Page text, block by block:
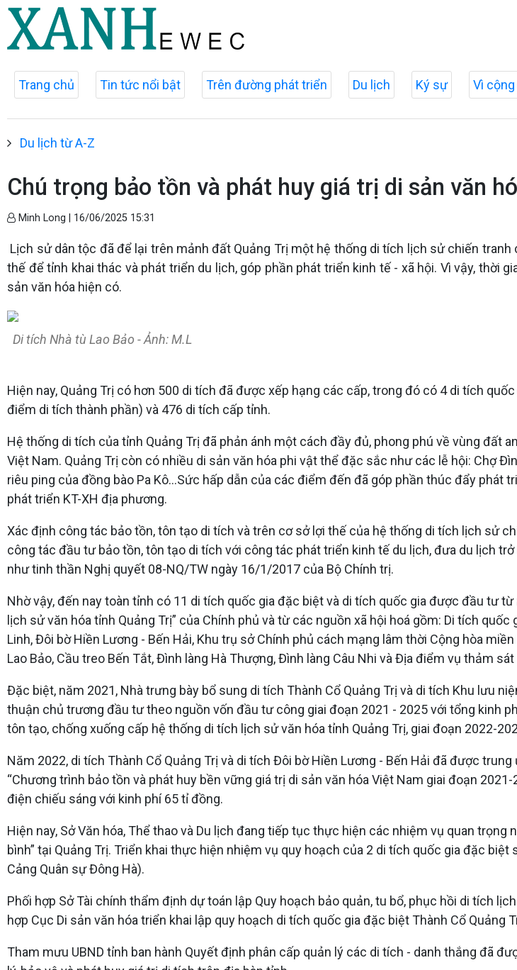
Trang chủ Tin tức nổi bật Trên đường phát triển Du lịch Ký sự Vì
Du lịch từ A-Z
Chú trọng bảo tồn và phát huy giá trị di sản văn
Minh Long | 16/06/2025 15:31
Lịch sử dân tộc đã để lại trên mảnh đất Quảng Trị một hệ thống di tích lịch sử chiến
thế để tỉnh khai thác và phát triển du lịch, góp phần phát triển kinh tế - xã hội. Vì vậy, thời
sản văn hóa hiện có.
Di tích Nhà tù Lao Bảo - Ảnh: M.L
Hiện nay, Quảng Trị có hơn 500 di tích đã được xếp hạng các cấp, trong đó có 4 di tích
điểm di tích thành phần) và 476 di tích cấp tỉnh.
Hệ thống di tích của tỉnh Quảng Trị đã phản ánh một cách đầy đủ, phong phú về vùng đất
Việt Nam. Quảng Trị còn có nhiều di sản văn hóa phi vật thể đặc sắc như các lễ hội: Chợ
riêu ping của đồng bào Pa Kô...Sức hấp dẫn của các điểm đến đã góp phần thúc đẩy phát
phát triển KT-XH địa phương.
Xác định công tác bảo tồn, tôn tạo di tích và trên cơ sở lợi thế của hệ thống di tích lịch sử
công tác đầu tư bảo tồn, tôn tạo di tích với công tác phát triển kinh tế du lịch, đưa du lịch
như tinh thần Nghị quyết 08-NQ/TW ngày 16/1/2017 của Bộ Chính trị.
Nhờ vậy, đến nay toàn tỉnh có 11 di tích quốc gia đặc biệt và di tích quốc gia được đầu tư
lịch sử văn hóa tỉnh Quảng Trị” của Chính phủ và từ các nguồn xã hội hoá gồm: Di tích
Linh, Đôi bờ Hiền Lương - Bến Hải, Khu trụ sở Chính phủ cách mạng lâm thời Cộng hòa
Lao Bảo, Cầu treo Bến Tắt, Đình làng Hà Thượng, Đình làng Câu Nhi và Địa điểm vụ thảm sát
Đặc biệt, năm 2021, Nhà trưng bày bổ sung di tích Thành Cổ Quảng Trị và di tích Khu lưu
thuận chủ trương đầu tư theo nguồn vốn đầu tư công giai đoạn 2021 - 2025 với tổng kinh
tôn tạo, chống xuống cấp hệ thống di tích lịch sử văn hóa tỉnh Quảng Trị, giai đoạn 2022-
Năm 2022, di tích Thành Cổ Quảng Trị và di tích Đôi bờ Hiền Lương - Bến Hải đã được
“Chương trình bảo tồn và phát huy bền vững giá trị di sản văn hóa Việt Nam giai đoạn
điện chiếu sáng với kinh phí 65 tỉ đồng.
Hiện nay, Sở Văn hóa, Thể thao và Du lịch đang tiếp tục thực hiện các nhiệm vụ quan
bình” tại Quảng Trị. Triển khai thực hiện nhiệm vụ quy hoạch của 2 di tích quốc gia đặc
Cảng Quân sự Đông Hà).
Phối hợp Sở Tài chính thẩm định dự toán lập Quy hoạch bảo quản, tu bổ, phục hồi di tích
hợp Cục Di sản văn hóa triển khai lập quy hoạch di tích quốc gia đặc biệt Thành Cổ
Tham mưu UBND tỉnh ban hành Quyết định phân cấp quản lý các di tích - danh thắng đã